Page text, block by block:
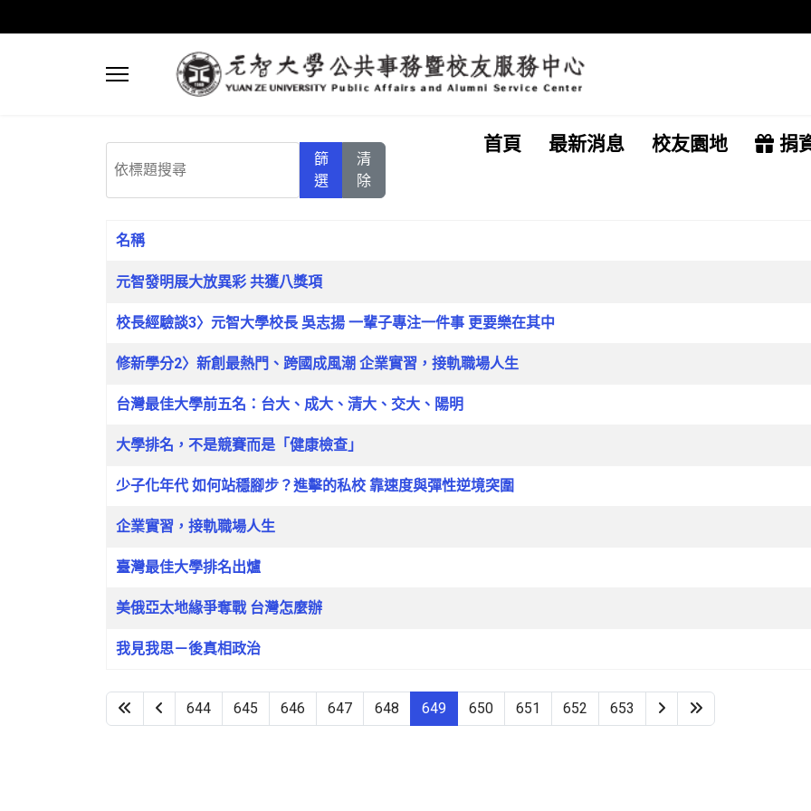
首頁 最新消息 校友園地 捐
篩
選
清
除
文章列表
名稱
元智發明展大放異彩 共獲八獎項
校長經驗談3〉元智大學校長 吳志揚 一輩子專注一件事 更要樂在其中
修新學分2〉新創最熱門、跨國成風潮 企業實習，接軌職場人生
台灣最佳大學前五名：台大、成大、清大、交大、陽明
大學排名，不是競賽而是「健康檢查」
少子化年代 如何站穩腳步？進擊的私校 靠速度與彈性逆境突圍
企業實習，接軌職場人生
臺灣最佳大學排名出爐
美俄亞太地緣爭奪戰 台灣怎麼辦
我見我思－後真相政治
644 645 646 647 648 649 650 651 652 653